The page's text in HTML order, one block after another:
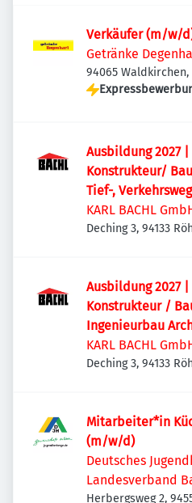
Verkäufer (m/w/
Getränke
94065 Waldkirchen,
Ausbildung 2027
Konstrukteur/
Tief-,
KARL BACHL
Deching 3, 94133
Ausbildung 2027
Konstrukteur /
Ingenieurbau
KARL BACHL
Deching 3, 94133
Mitarbeiter*in
(m/w/d)
Deutsches
Landesverband
Herbergsweg 2,